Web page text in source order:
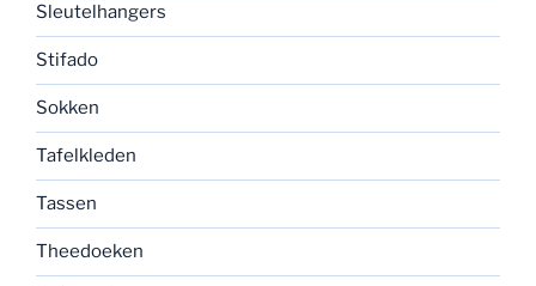
Sleutelhangers
Stifado
Sokken
Tafelkleden
Tassen
Theedoeken